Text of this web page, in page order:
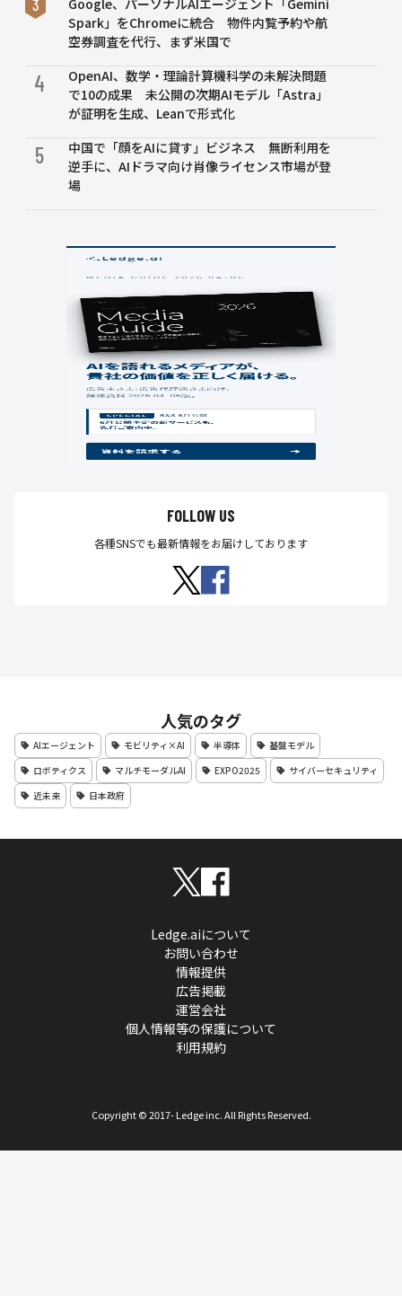
Google、パーソナルAIエージェント「Gemini
Spark」をChromeに統合 物件内覧予約や航
空券調査を代行、まず米国で
4
OpenAI、数学・理論計算機科学の未解決問題
で10の成果 未公開の次期AIモデル「Astra」
が証明を生成、Leanで形式化
5
中国で「顔をAIに貸す」ビジネス 無断利用を
逆手に、AIドラマ向け肖像ライセンス市場が登
場
FOLLOW US
各種SNSでも最新情報をお届けしております
人気のタグ
AIエージェント モビリティ×AI 半導体
基盤モデル
ロボティクス
マルチモーダルAI EXPO2025
サイバーセキュリティ
近未来
日本政府
Ledge.aiについて
お問い合わせ
情報提供
広告掲載
運営会社
個人情報等の保護について
利用規約
Copyright © 2017- Ledge inc. All Rights Reserved.